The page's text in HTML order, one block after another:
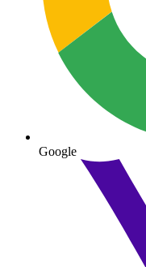
Google